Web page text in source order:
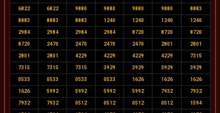
6822 6822 9880 9880 9880 9880 8883
8883 8883 8883 1240 1240 1240 1240
2984 2984 2984 2984 8720 8720 8720
8720 2470 2470 2470 2470 2801 2801
2801 2801 4229 4229 4229 4229 7315
7315 7315 7315 3929 3929 3929 3929
0533 0533 0533 0533 1626 1626 1626
1626 5992 5992 5992 5992 7932 7932
7932 7932 0512 0512 0512 0512 1594